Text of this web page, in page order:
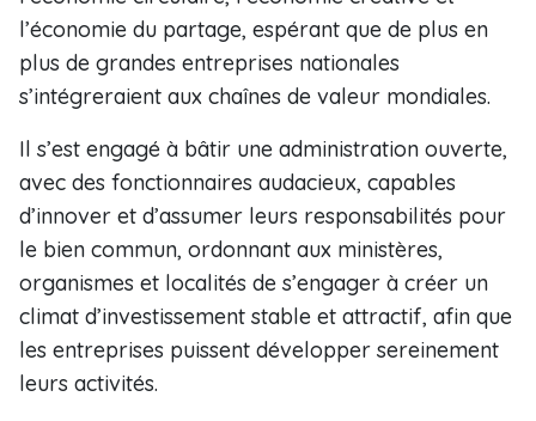
l’économie du partage, espérant que de plus en
plus de grandes entreprises nationales
s’intégreraient aux chaînes de valeur mondiales.
Il s’est engagé à bâtir une administration ouverte,
avec des fonctionnaires audacieux, capables
d’innover et d’assumer leurs responsabilités pour
le bien commun, ordonnant aux ministères,
organismes et localités de s’engager à créer un
climat d’investissement stable et attractif, afin que
les entreprises puissent développer sereinement
leurs activités.